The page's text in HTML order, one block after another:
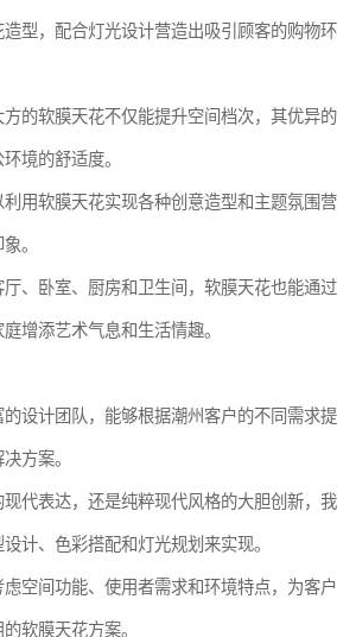
型，配合灯光设计营造出吸引顾客的购物环
的软膜天花不仅能提升空间档次，其优异的
境的舒适度。
用软膜天花实现各种创意造型和主题氛围营
。
、卧室、厨房和卫生间，软膜天花也能通过
增添艺术气息和生活情趣。
设计团队，能够根据潮州客户的不同需求提
方案。
代表达，还是纯粹现代风格的大胆创新，我
计、色彩搭配和灯光规划来实现。
空间功能、使用者需求和环境特点，为客户
软膜天花方案。